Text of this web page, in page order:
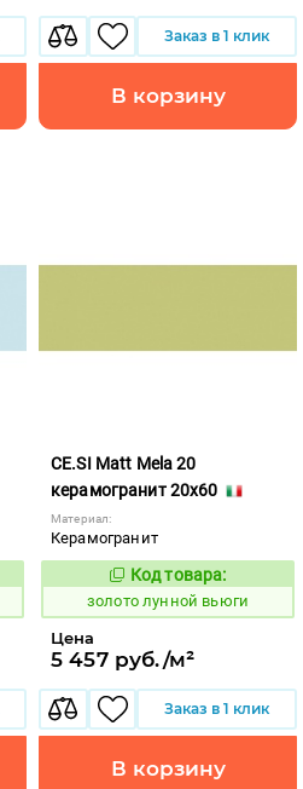
Заказ в 1 клик
В корзину
CE.SI Matt Mela 20
керамогранит 20x60
Материал:
Керамогранит
521889
Код товара:
золото лунной вьюги
Цена
5 457 руб./м²
Заказ в 1 клик
В корзину